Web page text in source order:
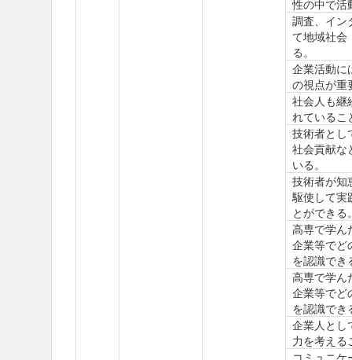
性の中で活
調査、イン
て地域社会
る。
企業活動に
の視点が重
社会人も継
れているこ
技術者とし
社会貢献な
いる。
技術者が知
駆使して実
とができる
高専で学ん
企業等でど
を認識でき
高専で学ん
企業等でど
を認識でき
企業人とし
力を考える
コミュニ